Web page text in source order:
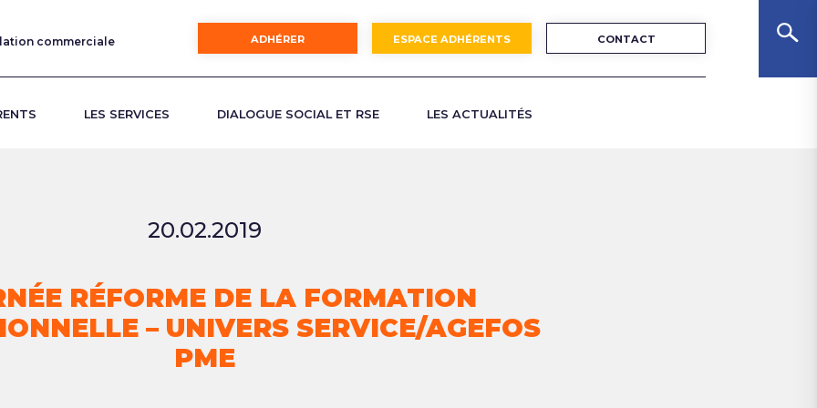
commerciale ADHÉRER ESPACE ADHÉRENTS CONTACT
LES SERVICES DIALOGUE SOCIAL ET RSE LES ACTUALITÉS
20.02.2019
RÉFORME DE LA FORMATION
– UNIVERS SERVICE/AGEFOS
PME